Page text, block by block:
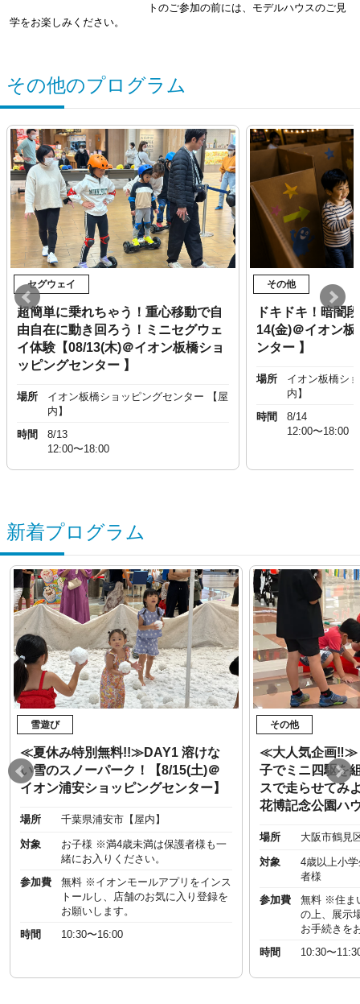
トのご参加の前には、モデルハウスのご見
学をお楽しみください。
その他のプログラム
セグウェイ
超簡単に乗れちゃう！重心移動で自
由自在に動き回ろう！ミニセグウェ
イ体験【08/13(木)＠イオン板橋ショ
ッピングセンター 】
場所
イオン板橋ショッピングセンター 【屋
内】
時間
8/13
12:00〜18:00
その他
ドキドキ！暗闇
14(金)＠イオン
ンター 】
場所
イオン板橋シ
内】
時間
8/14
12:00〜18:00
新着プログラム
雪遊び
≪夏休み特別無料!!≫DAY1 溶けな
い雪のスノーパーク！【8/15(土)＠
イオン浦安ショッピングセンター】
場所 千葉県浦安市【屋内】
対象
お子様 ※満4歳未満は保護者様も一
緒にお入りください。
参加費
無料 ※イオンモールアプリをインス
トールし、店舗のお気に入り登録を
お願いします。
時間
10:30〜16:00
その他
≪大人気企画‼︎≫
子でミニ四駆を
スで走らせてみ
花博記念公園ハ
場所 大阪市鶴見
対象
4歳以上小
者様
参加費
無料 ※住ま
の上、展示
お手続きを
時間
10:30〜